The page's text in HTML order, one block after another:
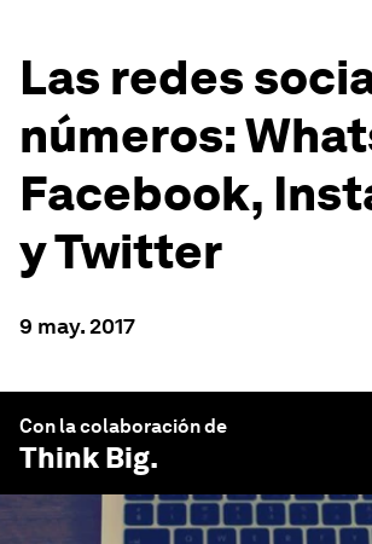
Las redes
números:
Facebook,
y Twitter
9 may. 2017
Con la colaboración de
Think Big.